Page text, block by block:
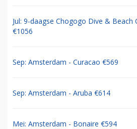
Jul: 9-daagse Chogogo Dive & Beach
€1056
Sep: Amsterdam - Curacao €569
Sep: Amsterdam - Aruba €614
Mei: Amsterdam - Bonaire €594